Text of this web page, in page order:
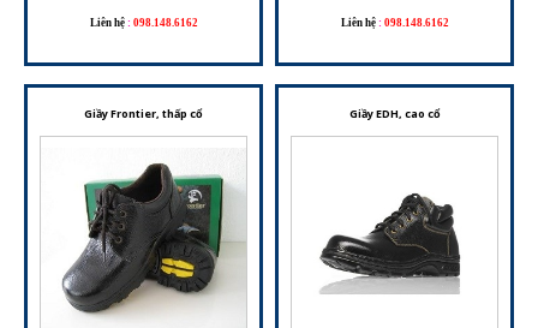
Liên hệ : 098.148.6162 Liên hệ : 098.148.6162
Giầy Frontier, thấp cổ Giầy EDH, cao cổ